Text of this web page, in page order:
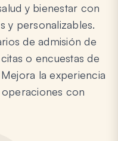
y bienestar con
y personalizables.
de admisión de
o encuestas de
la experiencia
con